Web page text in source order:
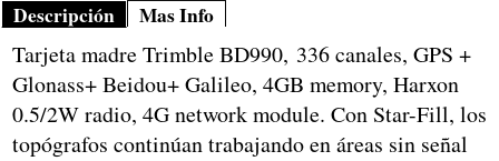
Descripción Mas Info
Tarjeta madre Trimble BD990, 336 canales, GPS +
Glonass+ Beidou+ Galileo, 4GB memory, Harxon
0.5/2W radio, 4G network module. Con Star-Fill, los
topógrafos continúan trabajando en áreas sin señal